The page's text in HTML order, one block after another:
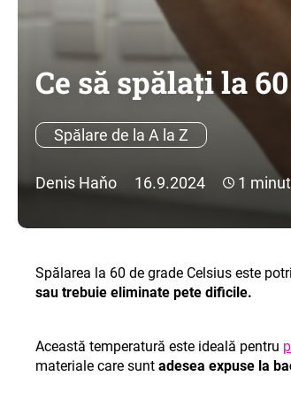
Ce să spălați la
Spălare de la A la Z
Denis Haňo 16.9.2024 1 minut
Spălarea la 60 de grade Celsius este
sau trebuie eliminate pete dificile.
Această temperatură este ideală pentru
materiale care sunt adesea expuse la